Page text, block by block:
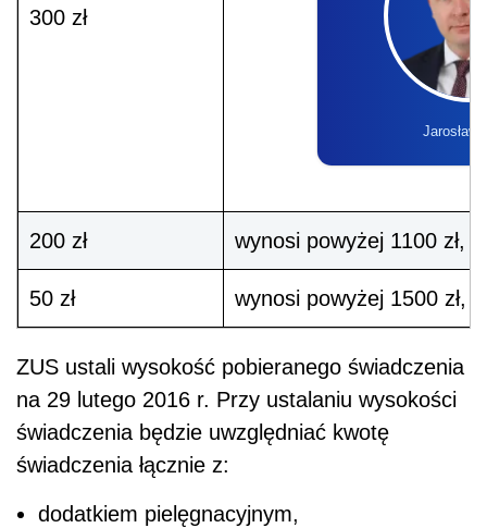
300 zł
Jarosław
200 zł wynosi powyżej 1100 zł,
50 zł wynosi powyżej 1500 zł,
ZUS ustali wysokość pobieranego świadczenia
na 29 lutego 2016 r. Przy ustalaniu wysokości
świadczenia będzie uwzględniać kwotę
świadczenia łącznie z:
dodatkiem pielęgnacyjnym,